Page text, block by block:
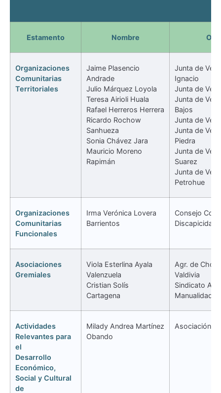
Estamento Nombre
Organizaciones
Comunitarias
Territoriales
Jaime Plasencio
Andrade
Julio Márquez Loyola
Teresa Airioli Huala
Rafael Herreros Herrera
Ricardo Rochow
Sanhueza
Sonia Chávez Jara
Mauricio Moreno
Rapimán
Junta de
Ignacio
Junta de
Junta de
Bajos
Junta de
Junta de
Piedra
Junta de
Suarez
Junta de
Petrohue
Organizaciones
Comunitarias
Funcionales
Irma Verónica Lovera
Barrientos
Consejo
Discapicidad
Asociaciones
Gremiales
Viola Esterlina Ayala
Valenzuela
Cristian Solís
Cartagena
Agr. de
Valdivia
Sindicato
Manualidades
Actividades
Relevantes para
el
Desarrollo
Económico,
Social y Cultural
de
Milady Andrea Martínez
Obando
Asociación